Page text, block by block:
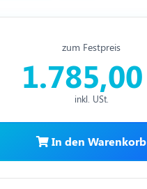
zum Festpreis
1.785,00
inkl. USt.
In den Warenkorb